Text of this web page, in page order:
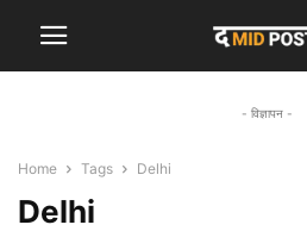
- विज्ञापन -
Home Tags Delhi
Delhi